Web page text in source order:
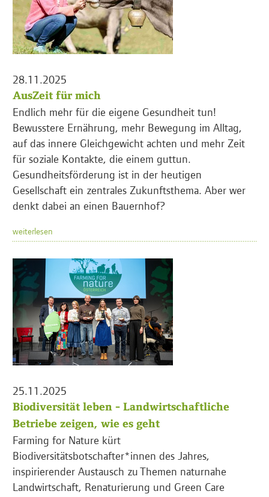
28.11.2025
AusZeit für mich
Endlich mehr für die eigene Gesundheit tun!
Bewusstere Ernährung, mehr Bewegung im Alltag,
auf das innere Gleichgewicht achten und mehr Zeit
für soziale Kontakte, die einem guttun.
Gesundheitsförderung ist in der heutigen
Gesellschaft ein zentrales Zukunftsthema. Aber wer
denkt dabei an einen Bauernhof?
weiterlesen
25.11.2025
Biodiversität leben - Landwirtschaftliche
Betriebe zeigen, wie es geht
Farming for Nature kürt
Biodiversitätsbotschafter*innen des Jahres,
inspirierender Austausch zu Themen naturnahe
Landwirtschaft, Renaturierung und Green Care